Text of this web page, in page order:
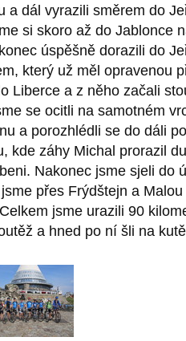
a dál vyrazili směrem do
si skoro až do Jablonce
úspěšně dorazili do
který už měl opravenou
Liberce a z něho začali
se ocitli na samotném
a porozhlédli se do dáli
kde záhy Michal prorazil
Nakonec jsme sjeli do
přes Frýdštejn a
jsme urazili 90
a hned po ní šli na